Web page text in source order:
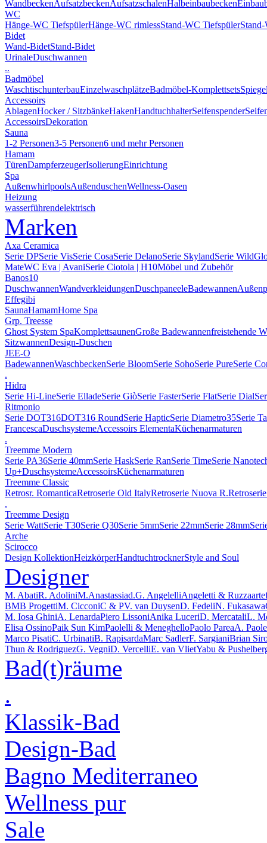
WandbeckenAufsatzbeckenAufsatzschalenHalbeinbaubecken
WC
Hänge-WC TiefspülerHänge-WC rimlessStand-WC Tiefspüler
Bidet
Wand-BidetStand-Bidet
UrinaleDuschwannen
..
Badmöbel
WaschtischunterbauEinzelwaschplätzeBadmöbel-Komplettsets
Accessoirs
AblagenHocker / SitzbänkeHakenHandtuchhalterSeifenspender
AccessoirsDekoration
Sauna
1-2 Personen3-5 Personen6 und mehr Personen
Hamam
TürenDampferzeugerIsolierungEinrichtung
Spa
AußenwhirlpoolsAußenduschenWellness-Oasen
Heizung
wasserführendelektrisch
Marken
Axa Ceramica
Serie DPSerie VisSerie CosaSerie DelanoSerie SkylandSerie Wild
MateWC Eva | AvaniSerie Ciotola | H10Möbel und Zubehör
Banos10
DuschwannenWandverkleidungenDuschpaneeleBadewannen
Effegibi
SaunaHamamHome Spa
Grp. Treesse
Ghost System SpaKomplettsaunenGroße Badewannenfreistehende
SitzwannenDesign-Duschen
JEE-O
BadewannenWaschbeckenSerie BloomSerie SohoSerie PureSerie
.
Hidra
Serie Hi-LineSerie ElladeSerie GiòSerie FasterSerie FlatSerie Dial
Ritmonio
Serie DOT316DOT316 RoundSerie HapticSerie Diametro35Serie
FrancescaDuschsystemeAccessoirs ElementaKüchenarmaturen
.
Treemme Modern
Serie PA36Serie 40mmSerie HaskSerie RanSerie TimeSerie
Up+DuschsystemeAccessoirsKüchenarmaturen
Treemme Classic
Retrosr. RomanticaRetroserie Old ItalyRetroserie Nuova R.
.
Treemme Design
Serie WattSerie T30Serie Q30Serie 5mmSerie 22mmSerie 28mm
Arche
Scirocco
Design KollektionHeizkörperHandtuchtrocknerStyle and Soul
Designer
M. AbatiR. AdoliniM.Anastassiad.G. AngelelliAngeletti & Ruzza
BMB ProgettiM. CicconiC & PV. van DuysenD. FedeliN. Fukasawa
M. Iosa GhiniA. LenardaPiero LissoniAnika LuceriD. MercataliL.
Elisa OssinoPaik Sun KimPaolelli & MeneghelloPaolo PareaA.
Marco PisatiC. UrbinatiB. RapisardaMarc SadlerF. SargianiBrian
Thun & RodriguezG. VegniD. VercelliE. van VlietYabu &
Bad(t)räume
.
Klassik-Bad
Design-Bad
Bagno Mediterraneo
Wellness pur
Sale